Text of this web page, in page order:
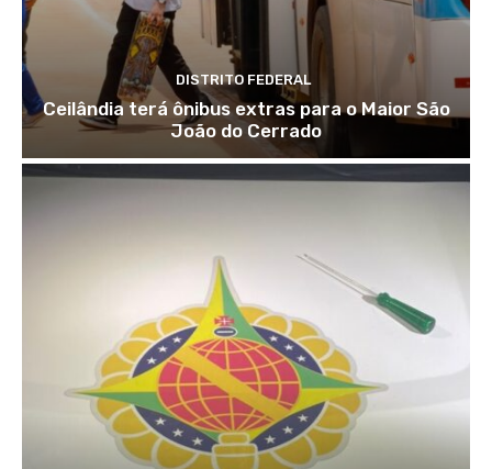
DISTRITO FEDERAL
Ceilândia terá ônibus extras para o Maior São
João do Cerrado